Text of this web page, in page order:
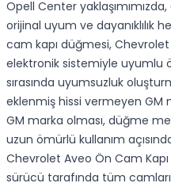
Opell Center
orijinal uyum ve dayanıklılık
cam kapı düğmesi, Chevrolet
elektronik sistemiyle uyumlu
sırasında uyumsuzluk
eklenmiş hissi vermeyen GM
GM marka olması, düğme
uzun ömürlü kullanım
Chevrolet Aveo Ön Cam
sürücü tarafında tüm